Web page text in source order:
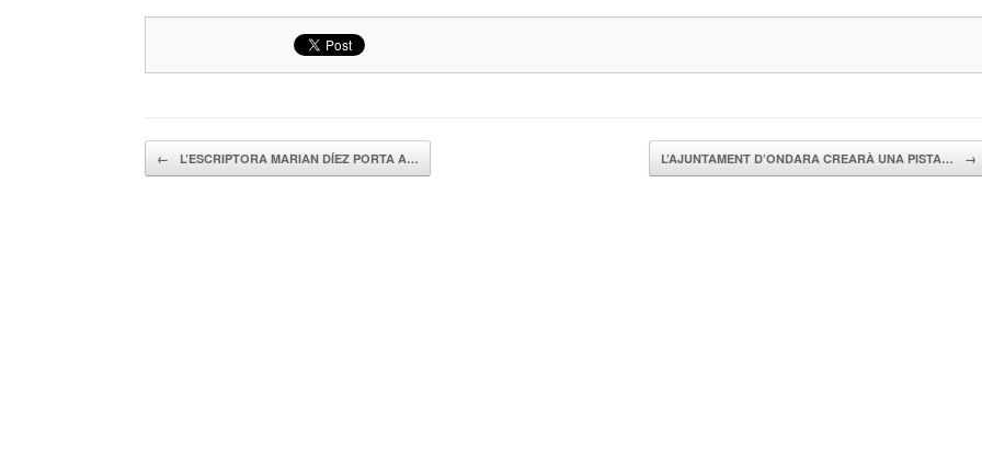
Navegador de artículos
← L’ESCRIPTORA MARIAN DÍEZ PORTA A… L’AJUNTAMENT D’ONDARA CREARÀ UNA PISTA… →